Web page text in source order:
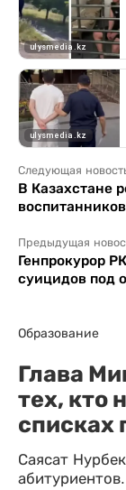
Следующая
В Казахстане
Предыдущая
Генпрокурор
суицидов под
Образование
Глава
тех, кто
списках
Саясат
абитуриентов.